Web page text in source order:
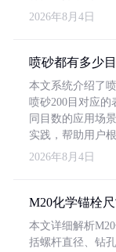
2026年8月4日
喷砂都有多少目
本文系统介绍了
喷砂200目对应的
同目数的应用场
实践，帮助用户
2026年8月4日
M20化学锚栓
本文详细解析
括螺杆直径、钻